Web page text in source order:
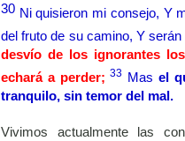
30 Ni quisieron mi consejo, Y
del fruto de su camino, Y
desvío de los ignorantes
echará a perder; 33 Mas el
tranquilo, sin temor del mal.
Vivimos actualmente las